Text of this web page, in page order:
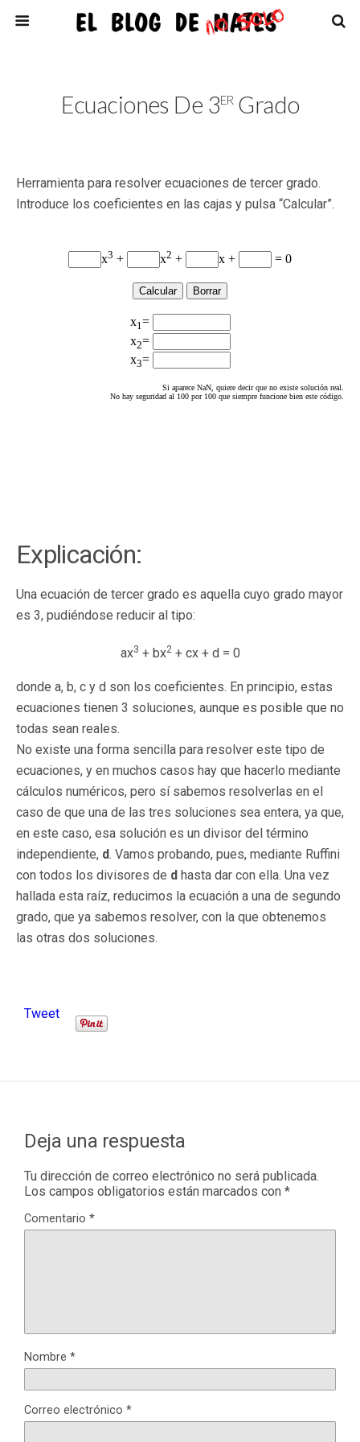
Ecuaciones De 3ErGrado
Herramienta para resolver ecuaciones de tercer grado.
Introduce los coeficientes en las cajas y pulsa “Calcular”.
Explicación:
Una ecuación de tercer grado es aquella cuyo grado mayor
es 3, pudiéndose reducir al tipo:
ax3 + bx2+ cx + d = 0
donde a, b, c y d son los coeficientes. En principio, estas
ecuaciones tienen 3 soluciones, aunque es posible que no
todas sean reales.
No existe una forma sencilla para resolver este tipo de
ecuaciones, y en muchos casos hay que hacerlo mediante
cálculos numéricos, pero sí sabemos resolverlas en el
caso de que una de las tres soluciones sea entera, ya que,
en este caso, esa solución es un divisor del término
independiente, d. Vamos probando, pues, mediante Ruffini
con todos los divisores de d hasta dar con ella. Una vez
hallada esta raíz, reducimos la ecuación a una de segundo
grado, que ya sabemos resolver, con la que obtenemos
las otras dos soluciones.
Tweet
Deja una respuesta
Tu dirección de correo electrónico no será publicada.
Los campos obligatorios están marcados con *
Comentario *
Nombre *
Correo electrónico *